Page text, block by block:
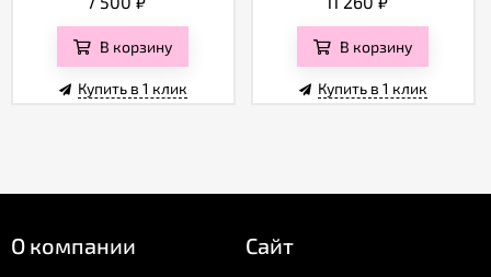
В корзину
Купить в 1 клик
В корзину
Купить в 1 клик
О компании Сайт